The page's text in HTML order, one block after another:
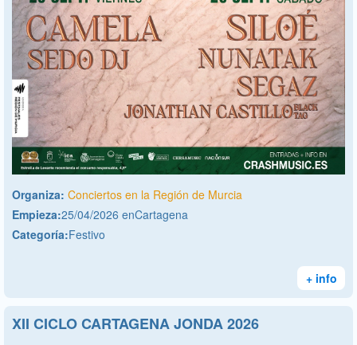
Organiza: Conciertos en la Región de Murcia
Empieza:25/04/2026 enCartagena
Categoría:Festivo
+ info
XII CICLO CARTAGENA JONDA 2026